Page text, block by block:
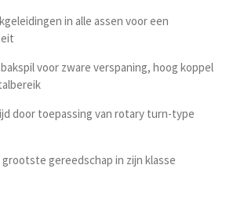
in alle assen voor een
voor zware verspaning, hoog koppel
door toepassing van rotary turn-type
gereedschap in zijn klasse